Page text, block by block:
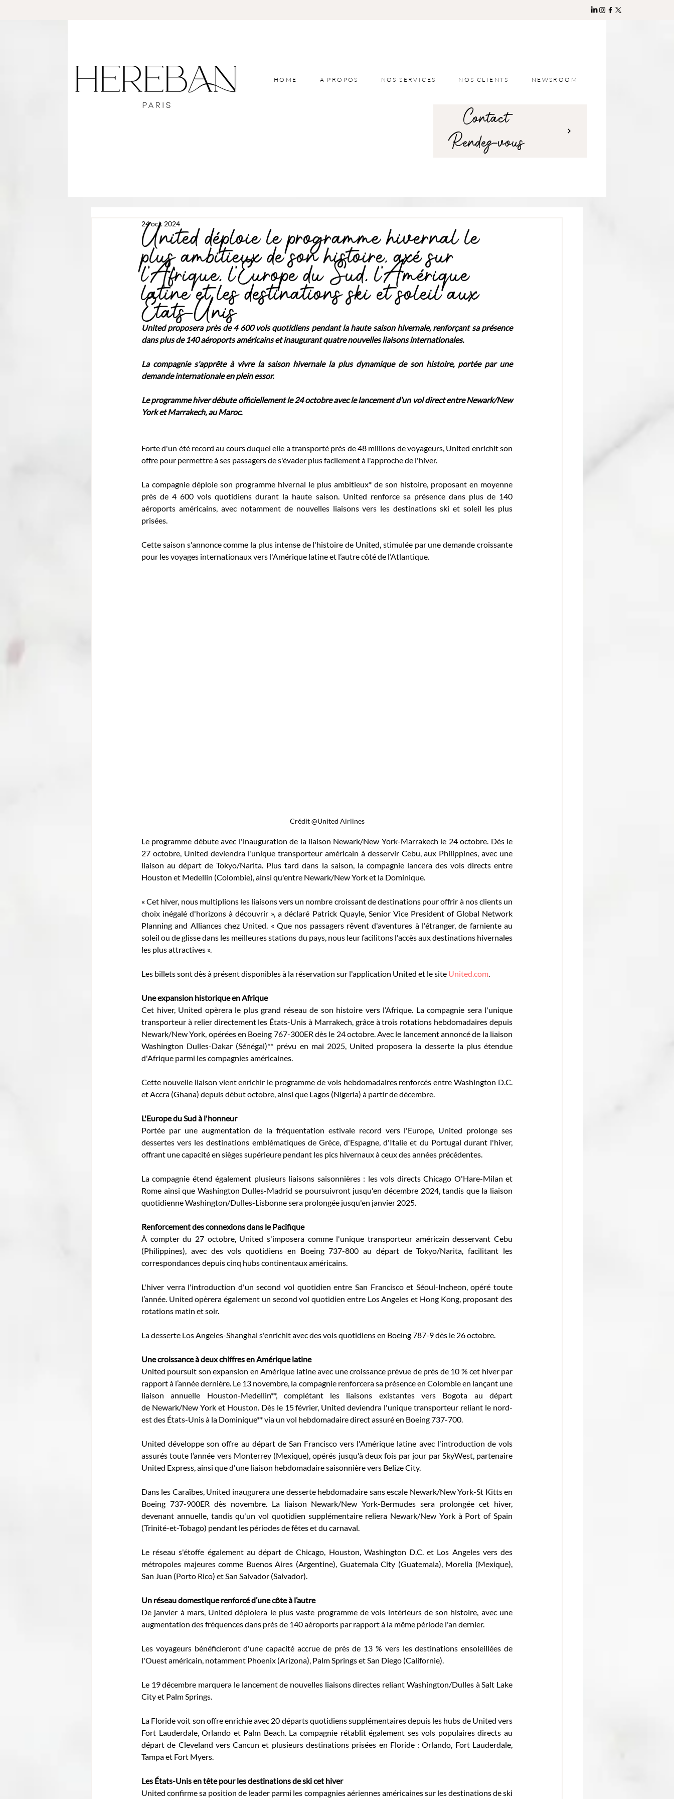
HOME A PROPOS NOS SERVICES NOS CLIENTS NEWSROOM
Rendez-vous
Contact
United déploie le programme hivernal le
plus ambitieux de son histoire, axé sur
l'Afrique, l'Europe du Sud, l'Amérique
latine et les destinations ski et soleil aux
États-Unis
24 oct. 2024
United proposera près de 4 600 vols quotidiens pendant la haute saison hivernale, renforçant sa présence
dans plus de 140 aéroports américains et inaugurant quatre nouvelles liaisons internationales.
La compagnie s'apprête à vivre la saison hivernale la plus dynamique de son histoire, portée par une
demande internationale en plein essor.
Le programme hiver débute officiellement le 24 octobre avec le lancement d’un vol direct entre Newark/New
York et Marrakech, au Maroc.
Forte d'un été record au cours duquel elle a transporté près de 48 millions de voyageurs, United enrichit son
offre pour permettre à ses passagers de s'évader plus facilement à l'approche de l'hiver.
La compagnie déploie son programme hivernal le plus ambitieux* de son histoire, proposant en moyenne
près de 4 600 vols quotidiens durant la haute saison. United renforce sa présence dans plus de 140
aéroports américains, avec notamment de nouvelles liaisons vers les destinations ski et soleil les plus
prisées.
Cette saison s'annonce comme la plus intense de l'histoire de United, stimulée par une demande croissante
pour les voyages internationaux vers l'Amérique latine et l’autre côté de l’Atlantique.
Crédit @United Airlines
Le programme débute avec l'inauguration de la liaison Newark/New York-Marrakech le 24 octobre. Dès le
27 octobre, United deviendra l'unique transporteur américain à desservir Cebu, aux Philippines, avec une
liaison au départ de Tokyo/Narita. Plus tard dans la saison, la compagnie lancera des vols directs entre
Houston et Medellin (Colombie), ainsi qu'entre Newark/New York et la Dominique.
« Cet hiver, nous multiplions les liaisons vers un nombre croissant de destinations pour offrir à nos clients un
choix inégalé d'horizons à découvrir », a déclaré Patrick Quayle, Senior Vice President of Global Network
Planning and Alliances chez United. « Que nos passagers rêvent d'aventures à l'étranger, de farniente au
soleil ou de glisse dans les meilleures stations du pays, nous leur facilitons l'accès aux destinations hivernales
les plus attractives ».
Les billets sont dès à présent disponibles à la réservation sur l'application United et le site United.com
Une expansion historique en Afrique
Cet hiver, United opèrera le plus grand réseau de son histoire vers l’Afrique. La compagnie sera l'unique
transporteur à relier directement les États-Unis à Marrakech, grâce à trois rotations hebdomadaires depuis
Newark/New York, opérées en Boeing 767-300ER dès le 24 octobre. Avec le lancement annoncé de la liaison
Washington Dulles-Dakar (Sénégal)** prévu en mai 2025, United proposera la desserte la plus étendue
d'Afrique parmi les compagnies américaines.
Cette nouvelle liaison vient enrichir le programme de vols hebdomadaires renforcés entre Washington D.C.
et Accra (Ghana) depuis début octobre, ainsi que Lagos (Nigeria) à partir de décembre.
L'Europe du Sud à l'honneur
Portée par une augmentation de la fréquentation estivale record vers l'Europe, United prolonge ses
dessertes vers les destinations emblématiques de Grèce, d'Espagne, d'Italie et du Portugal durant l'hiver,
offrant une capacité en sièges supérieure pendant les pics hivernaux à ceux des années précédentes.
La compagnie étend également plusieurs liaisons saisonnières : les vols directs Chicago O'Hare-Milan et
Rome ainsi que Washington Dulles-Madrid se poursuivront jusqu'en décembre 2024, tandis que la liaison
quotidienne Washington/Dulles-Lisbonne sera prolongée jusqu'en janvier 2025.
Renforcement des connexions dans le Pacifique
À compter du 27 octobre, United s'imposera comme l'unique transporteur américain desservant Cebu
(Philippines), avec des vols quotidiens en Boeing 737-800 au départ de Tokyo/Narita, facilitant les
correspondances depuis cinq hubs continentaux américains.
L'hiver verra l'introduction d'un second vol quotidien entre San Francisco et Séoul-Incheon, opéré toute
l’année. United opèrera également un second vol quotidien entre Los Angeles et Hong Kong, proposant des
rotations matin et soir.
La desserte Los Angeles-Shanghai s'enrichit avec des vols quotidiens en Boeing 787-9 dès le 26 octobre.
Une croissance à deux chiffres en Amérique latine
United poursuit son expansion en Amérique latine avec une croissance prévue de près de 10 % cet hiver par
rapport à l’année dernière. Le 13 novembre, la compagnie renforcera sa présence en Colombie en lançant une
liaison annuelle Houston-Medellin**, complétant les liaisons existantes vers Bogota au départ
de Newark/New York et Houston. Dès le 15 février, United deviendra l'unique transporteur reliant le nord-
est des États-Unis à la Dominique** via un vol hebdomadaire direct assuré en Boeing 737-700.
United développe son offre au départ de San Francisco vers l'Amérique latine avec l'introduction de vols
assurés toute l’année vers Monterrey (Mexique), opérés jusqu'à deux fois par jour par SkyWest, partenaire
United Express, ainsi que d'une liaison hebdomadaire saisonnière vers Belize City.
Dans les Caraïbes, United inaugurera une desserte hebdomadaire sans escale Newark/New York-St Kitts en
Boeing 737-900ER dès novembre. La liaison Newark/New York-Bermudes sera prolongée cet hiver,
devenant annuelle, tandis qu'un vol quotidien supplémentaire reliera Newark/New York à Port of Spain
(Trinité-et-Tobago) pendant les périodes de fêtes et du carnaval.
Le réseau s'étoffe également au départ de Chicago, Houston, Washington D.C. et Los Angeles vers des
métropoles majeures comme Buenos Aires (Argentine), Guatemala City (Guatemala), Morelia (Mexique),
San Juan (Porto Rico) et San Salvador (Salvador).
Un réseau domestique renforcé d’une côte à l’autre
De janvier à mars, United déploiera le plus vaste programme de vols intérieurs de son histoire, avec une
augmentation des fréquences dans près de 140 aéroports par rapport à la même période l'an dernier.
Les voyageurs bénéficieront d'une capacité accrue de près de 13 % vers les destinations ensoleillées de
l'Ouest américain, notamment Phoenix (Arizona), Palm Springs et San Diego (Californie).
Le 19 décembre marquera le lancement de nouvelles liaisons directes reliant Washington/Dulles à Salt Lake
City et Palm Springs.
La Floride voit son offre enrichie avec 20 départs quotidiens supplémentaires depuis les hubs de United vers
Fort Lauderdale, Orlando et Palm Beach. La compagnie rétablit également ses vols populaires directs au
départ de Cleveland vers Cancun et plusieurs destinations prisées en Floride : Orlando, Fort Lauderdale,
Tampa et Fort Myers.
Les États-Unis en tête pour les destinations de ski cet hiver
United confirme sa position de leader parmi les compagnies aériennes américaines sur les destinations de ski